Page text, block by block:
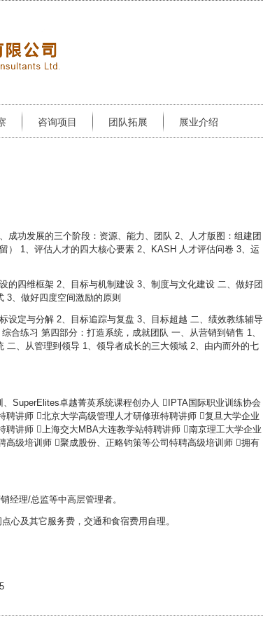
咨询项目 团队拓展 展业介绍
功发展的三个阶段：资源、能力、团队 2、人才版图：组建团
） 1、评估人才的四大核心要素 2、KASH 人才评估问卷 3、运
的四维框架 2、目标与机制建设 3、制度与文化建设 二、做好团
3、做好四度空间激励的原则
设定与分解 2、目标追踪与复盘 3、目标超越 二、绩效教练辅导
合练习 第四部分：打造系统，成就团队 一、从营销到销售 1、
、从管理到领导 1、领导者成长的三大领域 2、由内而外的七
SuperElites卓越菁英系统课程创办人 IPTA国际职业训练协会
讲师 北京大学高级管理人才研修班特聘讲师 复旦大学企业
讲师 上海交大MBA大连教学站特聘讲师 南京理工大学企业
级培训师 聚成股份、正略钧策等公司特聘高级培训师 拥有
经理/总监等中高层管理者。
心及其它服务费，交通和食宿费用自理。